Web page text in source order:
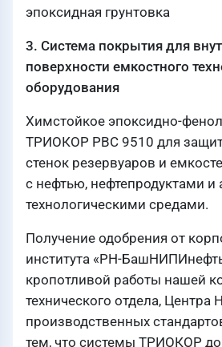
эпоксидная грунтовка
3. Система покрытия для
поверхности емкостного
оборудования
Химстойкое эпоксидно-
ТРИОКОР РВС 9510 для
стенок резервуаров и
с нефтью, нефтепродуктами
технологическими средами.
Получение одобрения от
института «РН-
кропотливой работы нашей
технического отдела, Центра
производственных
тем, что системы ТРИОКОР